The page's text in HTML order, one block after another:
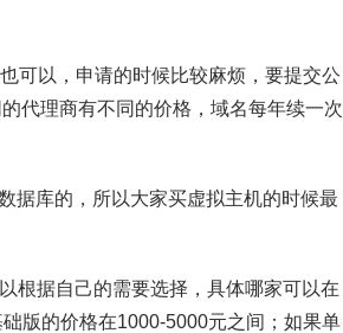
可以，申请的时候比较麻烦，要提交公
代理商有不同的价格，域名每年续一次
据库的，所以大家买虚拟主机的时候最
根据自己的需要选择，具体哪家可以在
版的价格在1000-5000元之间；如果单